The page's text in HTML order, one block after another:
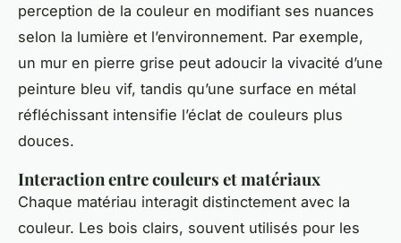
perception de la couleur en modifiant ses nuances
selon la lumière et l’environnement. Par exemple,
un mur en pierre grise peut adoucir la vivacité d’une
peinture bleu vif, tandis qu’une surface en métal
réfléchissant intensifie l’éclat de couleurs plus
douces.
Interaction entre couleurs et matériaux
Chaque matériau interagit distinctement avec la
couleur. Les bois clairs, souvent utilisés pour les